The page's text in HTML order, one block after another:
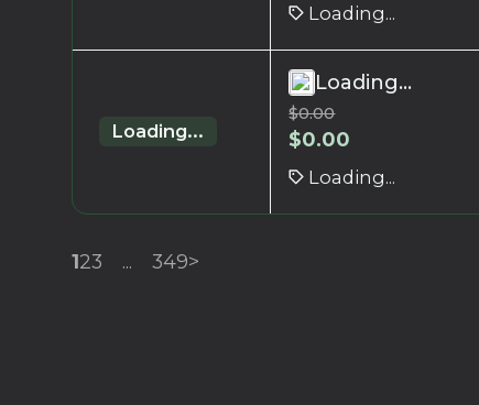
Loading...
Loading...
Loading...
$0.00
$0.00
Loading...
123 ... 349>